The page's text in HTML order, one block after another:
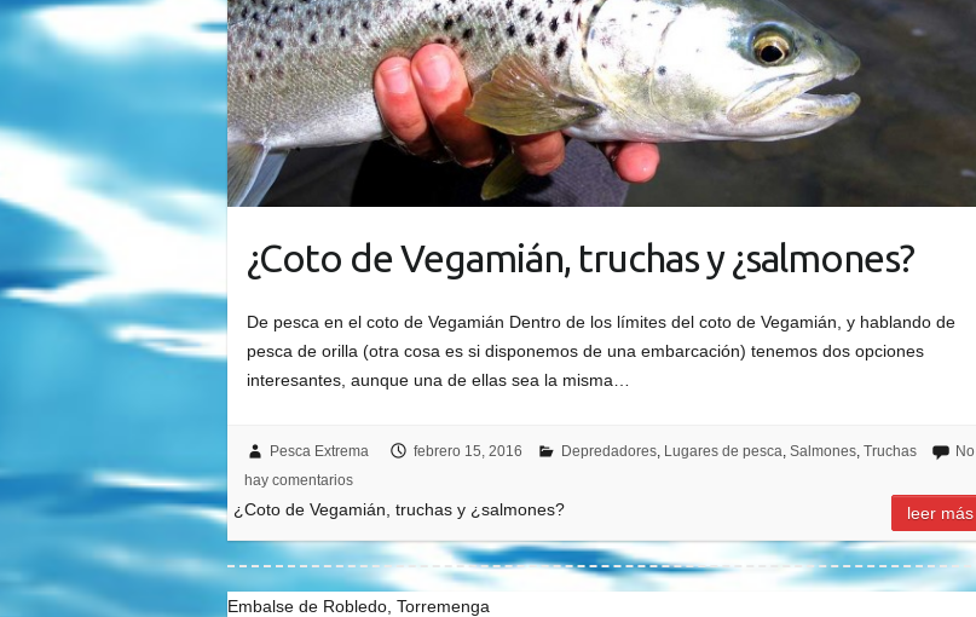
¿Coto de Vegamián, truchas y ¿salmones?
De pesca en el coto de Vegamián Dentro de los límites del coto de Vegamián, y hablando de
pesca de orilla (otra cosa es si disponemos de una embarcación) tenemos dos opciones
interesantes, aunque una de ellas sea la misma…
Pesca Extrema febrero 15, 2016 Depredadores, Lugares de pesca Salmones, Truchas
No
hay comentarios
¿Coto de Vegamián, truchas y ¿salmones? leer más
Embalse de Robledo, Torremenga